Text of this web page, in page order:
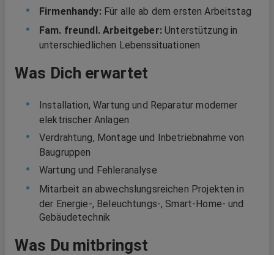
Firmenhandy: Für alle ab dem ersten Arbeitstag
Fam. freundl. Arbeitgeber: Unterstützung in
unterschiedlichen Lebenssituationen
Was Dich erwartet
Installation, Wartung und Reparatur moderner
elektrischer Anlagen
Verdrahtung, Montage und Inbetriebnahme von
Baugruppen
Wartung und Fehleranalyse
Mitarbeit an abwechslungsreichen Projekten in
der Energie-, Beleuchtungs-, Smart-Home- und
Gebäudetechnik
Was Du mitbringst